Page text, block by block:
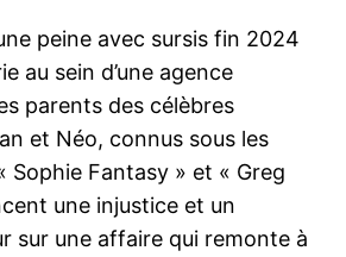
peine avec sursis fin 2024
au sein d’une agence
parents des célèbres
et Néo, connus sous les
Sophie Fantasy » et « Greg
une injustice et un
sur une affaire qui remonte à